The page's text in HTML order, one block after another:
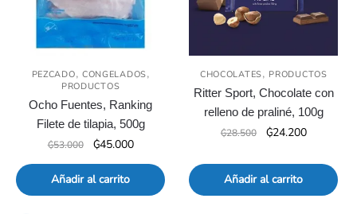
PEZCADO, CONGELADOS,
PRODUCTOS
Ocho Fuentes, Ranking
Filete de tilapia, 500g
₲53.000
El
precio
original
era:
₲45.000El
precio
es:
Añadir al carrito
CHOCOLATES, PRODUCTOS
Ritter Sport, Chocolate con
relleno de praliné, 100g
₲28.500
El
original
era:
₲24.200El
actual
Añadir al carrito